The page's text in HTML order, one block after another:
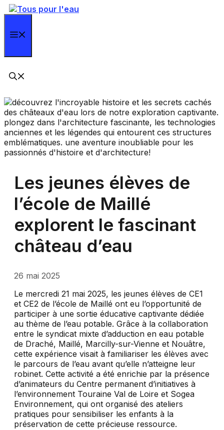
Aller
Les jeunes élèves de
l’école de Maillé
explorent le fascinant
château d’eau
26 mai 2025
Le mercredi 21 mai 2025, les jeunes élèves de CE1
et CE2 de l’école de Maillé ont eu l’opportunité de
participer à une sortie éducative captivante dédiée
au thème de l’eau potable. Grâce à la collaboration
entre le syndicat mixte d’adduction en eau potable
de Draché, Maillé, Marcilly-sur-Vienne et Nouâtre,
cette expérience visait à familiariser les élèves avec
le parcours de l’eau avant qu’elle n’atteigne leur
robinet. Cette activité a été enrichie par la présence
d’animateurs du Centre permanent d’initiatives à
l’environnement Touraine Val de Loire et Sogea
Environnement, qui ont organisé des ateliers
pratiques pour sensibiliser les enfants à la
préservation de cette précieuse ressource.